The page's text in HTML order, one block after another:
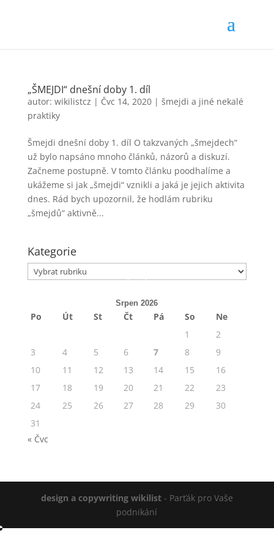
„ŠMEJDI“ dnešní doby 1. díl
autor: wikilistcz | Čvc 14, 2020| šmejdi a jiné nekalé
praktiky
Šmejdi dnešní doby 1. díl O takzvaných „šmejdech“
už bylo napsáno mnoho článků, názorů a diskuzí.
Začneme postupně. V tomto článku poodhalíme a
ukážeme si jak „šmejdi“ vznikli a jaká je jejich aktivita
dnes. Rád bych upozornil, že hodlám rubriku
„šmejdů“ aktivně...
Kategorie
Kategorie
Srpen 2026
Po Út St Čt Pá So
Ne
1
2
3
4 5 6 7 8
9
10
11 12 13 14 15
16
17
18 19 20 21 22
23
24
25 26 27 28 29
30
31
« Čvc
design a copywriting wikilist- Parťák pro Vaše
podnikání